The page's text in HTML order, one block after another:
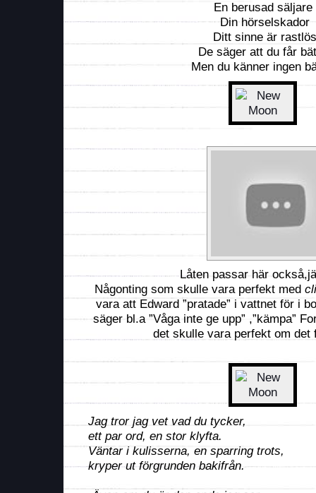
En berusad säljare
Din hörselskador
Ditt sinne är rastlös
De säger att du får
Men du känner ingen
Låten passar här
Någonting som skulle vara perfekt med
vara att Edward ”pratade” i vattnet för i
säger bl.a ”Våga inte ge upp” ,”kämpa”
det skulle vara perfekt om
Jag tror jag vet vad du tycker,
ett par ord, en stor klyfta.
Väntar i kulisserna, en sparring trots,
kryper ut förgrunden bakifrån.